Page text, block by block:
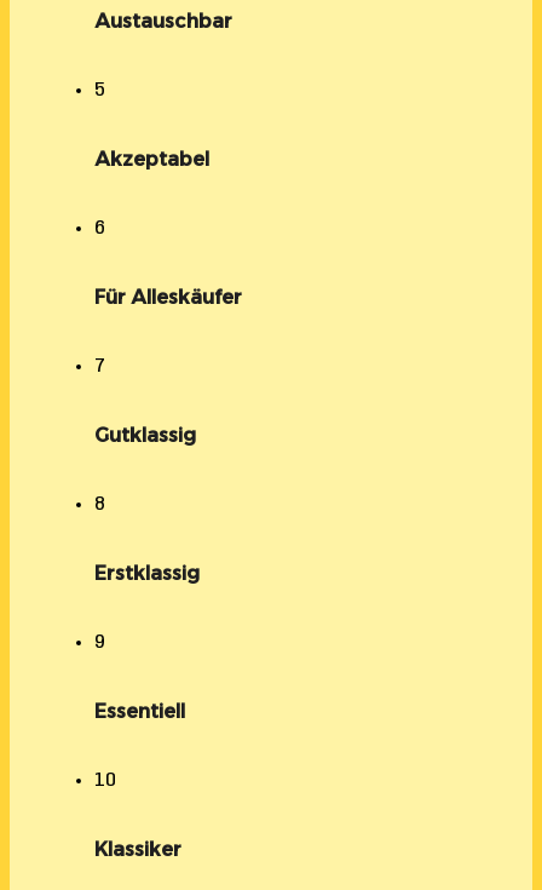
Austauschbar
5
Akzeptabel
6
Für Alleskäufer
7
Gutklassig
8
Erstklassig
9
Essentiell
10
Klassiker